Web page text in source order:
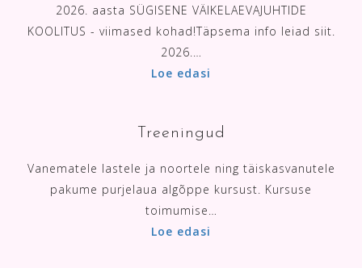
2026. aasta SÜGISENE VÄIKELAEVAJUHTIDE
KOOLITUS - viimased kohad!Täpsema info leiad siit.
2026.…
Loe edasi
Treeningud
Vanematele lastele ja noortele ning täiskasvanutele
pakume purjelaua algõppe kursust. Kursuse
toimumise…
Loe edasi